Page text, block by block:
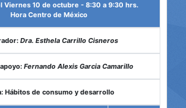
Viernes 10 de octubre - 8:30 a 9:30 hrs.
Hora Centro de México
Dra. Esthela Carrillo Cisneros
Fernando Alexis Garcia Camarillo
Hábitos de consumo y desarrollo